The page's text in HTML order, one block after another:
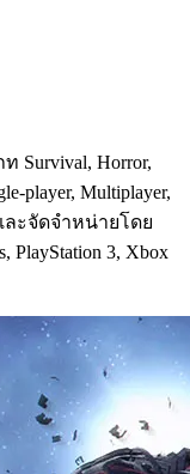
Survival, Horror,
player, Multiplayer,
ละจัดจำหน่ายโดย
PlayStation 3, Xbox